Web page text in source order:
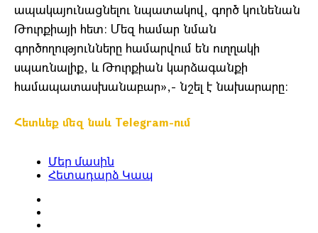
ապակայունացնելու նպատակով, գործ կունենան
Թուրքիայի հետ։ Մեզ համար նման
գործողությունները համարվում են ուղղակի
սպառնալիք, և Թուրքիան կարձագանքի
համապատասխանաբար»,- նշել է նախարարը։
Հետևեք մեզ նաև Telegram-ում